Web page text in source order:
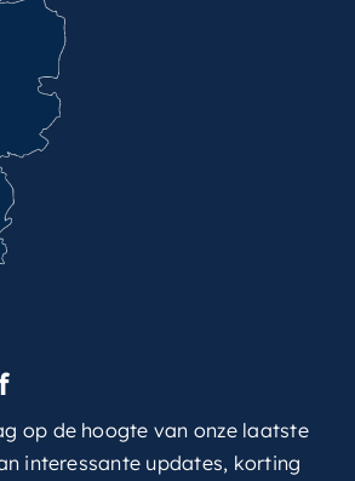
op de hoogte van onze laatste
interessante updates, korting